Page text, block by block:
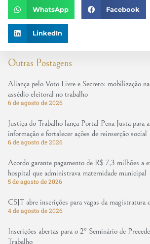
Outras Postagens
Aliança pelo Voto Livre e Secreto: mobilização
assédio eleitoral no trabalho
6 de agosto de 2026
Justiça do Trabalho lança Portal Pena Justa para
informação e fortalecer ações de reinserção social
6 de agosto de 2026
Acordo garante pagamento de R$ 7,3 milhões a
hospital que administrava maternidade municipal
5 de agosto de 2026
CSJT abre inscrições para vagas da magistratura
4 de agosto de 2026
Inscrições abertas para o 2º Seminário de
Trabalho
WhatsApp Facebook
LinkedIn